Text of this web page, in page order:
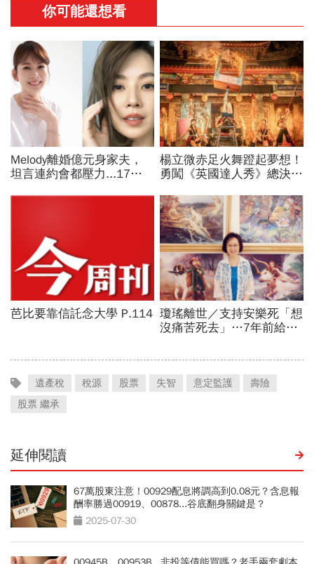
遺產稅 稅源 股票 失智 意定監護
壽險
股票 繼承
延伸閱讀
67萬股東注意！00929配息將調高到0.08元？含息報
酬率勝過00919、00878...谷底翻身關鍵是？
2025-07-30